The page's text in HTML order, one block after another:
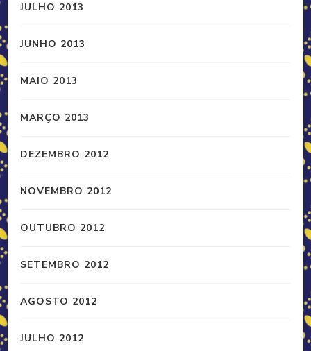
JULHO 2013
JUNHO 2013
MAIO 2013
MARÇO 2013
DEZEMBRO 2012
NOVEMBRO 2012
OUTUBRO 2012
SETEMBRO 2012
AGOSTO 2012
JULHO 2012